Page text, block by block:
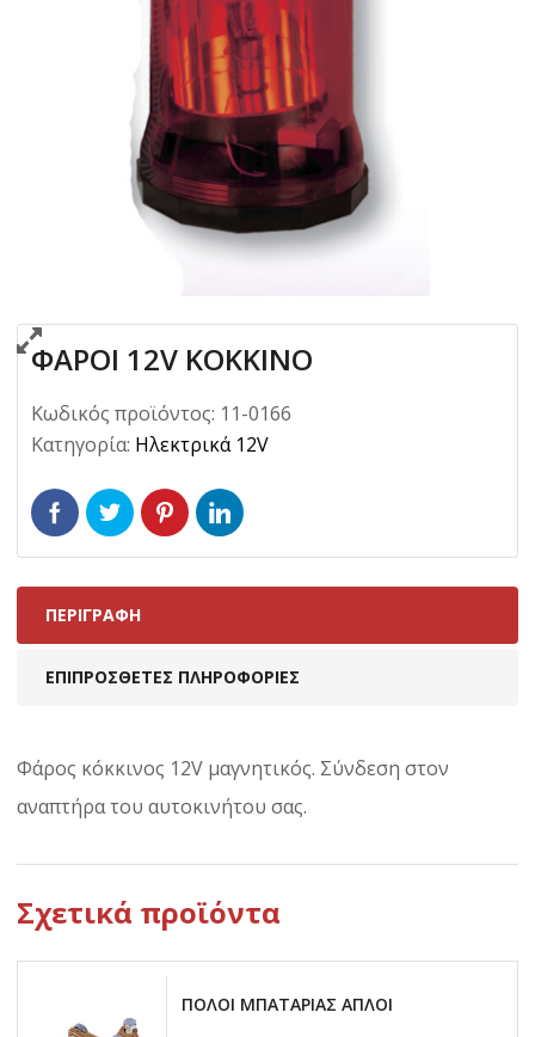
ΦΑΡΟΙ 12V ΚΟΚΚΙΝΟ
Κωδικός προϊόντος: 11-0166
Κατηγορία: Ηλεκτρικά 12V
ΠΕΡΙΓΡΑΦΉ
ΕΠΙΠΡΌΣΘΕΤΕΣ ΠΛΗΡΟΦΟΡΊΕΣ
Φάρος κόκκινος 12V μαγνητικός. Σύνδεση στον
αναπτήρα του αυτοκινήτου σας.
Σχετικά προϊόντα
ΠΟΛΟΙ ΜΠΑΤΑΡΙΑΣ ΑΠΛΟΙ